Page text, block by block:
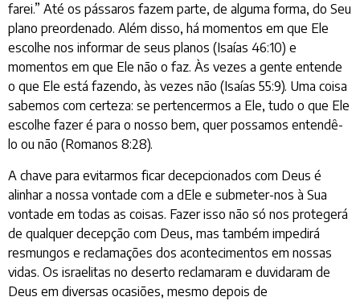
farei.” Até os pássaros fazem parte, de alguma forma, do Seu
plano preordenado. Além disso, há momentos em que Ele
escolhe nos informar de seus planos (Isaías 46:10) e
momentos em que Ele não o faz. Às vezes a gente entende
o que Ele está fazendo, às vezes não (Isaías 55:9). Uma coisa
sabemos com certeza: se pertencermos a Ele, tudo o que Ele
escolhe fazer é para o nosso bem, quer possamos entendê-
lo ou não (Romanos 8:28).
A chave para evitarmos ficar decepcionados com Deus é
alinhar a nossa vontade com a dEle e submeter-nos à Sua
vontade em todas as coisas. Fazer isso não só nos protegerá
de qualquer decepção com Deus, mas também impedirá
resmungos e reclamações dos acontecimentos em nossas
vidas. Os israelitas no deserto reclamaram e duvidaram de
Deus em diversas ocasiões, mesmo depois de